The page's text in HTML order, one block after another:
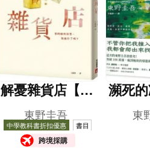
解憂雜貨店【暖
心紀念版】
東野圭吾
中學教科書折扣優惠 書目
跨境採購
瀕死
突破
這次
東